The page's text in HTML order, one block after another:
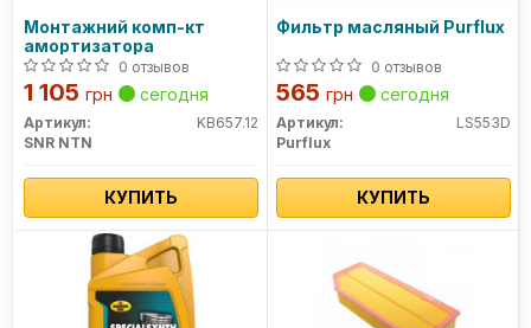
Монтажний комп-кт
амортизатора
0 отзывов
1 105 грн сегодня
Артикул:
KB657.12
SNR NTN
КУПИТЬ
Фильтр масляный Purflux
0 отзывов
565 грн сегодня
Артикул:
LS553D
Purflux
КУПИТЬ